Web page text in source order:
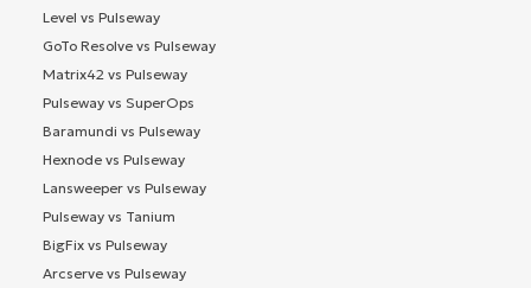
Level vs Pulseway
GoTo Resolve vs Pulseway
Matrix42 vs Pulseway
Pulseway vs SuperOps
Baramundi vs Pulseway
Hexnode vs Pulseway
Lansweeper vs Pulseway
Pulseway vs Tanium
BigFix vs Pulseway
Arcserve vs Pulseway